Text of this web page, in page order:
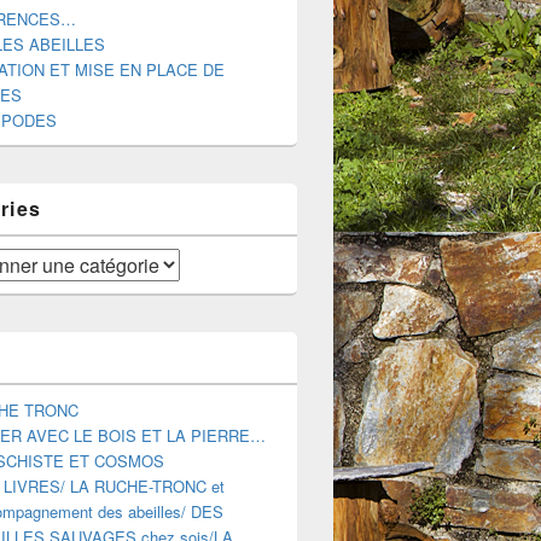
ABEILLES
ET MISE EN PLACE DE
TRONC
AVEC LE BOIS ET LA PIERRE…
ET COSMOS
LA RUCHE-TRONC et
des abeilles/ DES